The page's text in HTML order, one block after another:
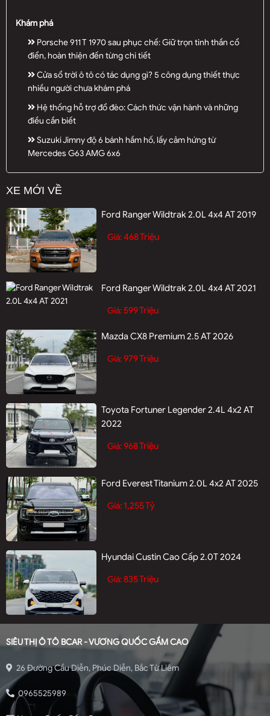
Khám phá
Porsche 911 T 1970 sau phục chế: Giữ trọn tinh thần cổ
điển, hoàn thiện đến từng chi tiết
Cửa sổ trời ô tô có tác dụng gì? 5 công dụng thiết thực
nhiều người chưa khám phá
Hệ thống hỗ trợ đổ đèo: Cách thức vận hành và những
điều cần biết
Suzuki Jimny độ 6 bánh hầm hố, lấy cảm hứng từ
Mercedes G63 AMG 6x6
XE MỚI VỀ
Ford Ranger Wildtrak 2.0L 4x4 AT 2019
Giá:468 Triệu
Ford Ranger Wildtrak 2.0L 4x4 AT 2021
Giá:599 Triệu
Mazda CX8 Premium 2.5 AT 2026
Giá:979 Triệu
Toyota Fortuner Legender 2.4L 4x2 AT
2022
Giá:968 Triệu
Ford Everest Titanium 2.0L 4x2 AT 2025
Giá: 1,255 Tỷ
Hyundai Custin Cao Cấp 2.0T 2024
Giá:835 Triệu
SIÊU THỊ Ô TÔ BCAR - VƯƠNG QUỐC GẦM CAO
26 Đường Cầu Diễn, Phúc Diễn, Bắc Từ Liêm
0965525989